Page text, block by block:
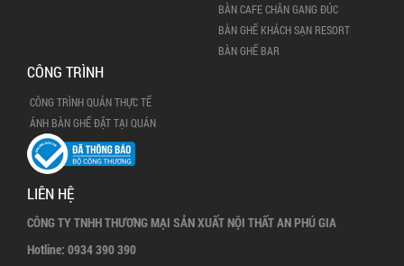
BÀN CAFE CHÂN GANG ĐÚC
BÀN GHẾ KHÁCH SẠN RESORT
BÀN GHẾ BAR
CÔNG TRÌNH
CÔNG TRÌNH QUÁN THỰC TẾ
ẢNH BÀN GHẾ ĐẶT TẠI QUÁN
LIÊN HỆ
CÔNG TY TNHH THƯƠNG MẠI SẢN XUẤT NỘI THẤT AN PHÚ GIA
Hotline: 0934 390 390